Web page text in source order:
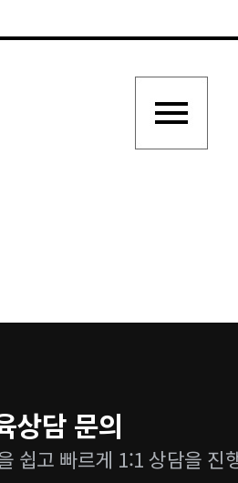
상담 문의
쉽고 빠르게 1:1 상담을 진